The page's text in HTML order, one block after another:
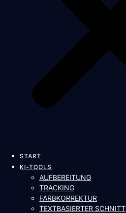
START
KI-TOOLS
AUFBEREITUNG
TRACKING
FARBKORREKTUR
TEXTBASIERTER SCHNITT​